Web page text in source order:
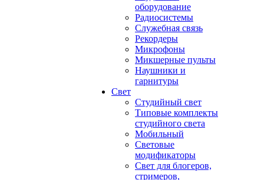
оборудование
Радиосистемы
Служебная связь
Рекордеры
Микрофоны
Микшерные пульты
Наушники и
гарнитуры
Свет
Студийный свет
Типовые комплекты
студийного света
Мобильный
Световые
модификаторы
Свет для блогеров,
стримеров,